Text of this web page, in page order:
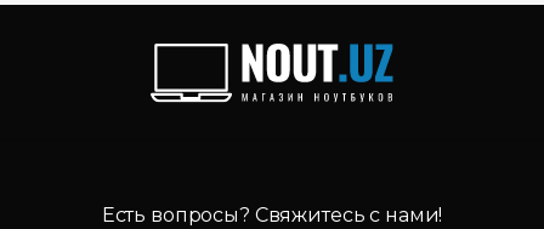
Есть вопросы? Свяжитесь с нами!